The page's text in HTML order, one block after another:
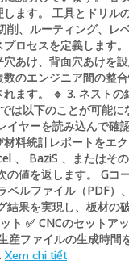
ます。 工具とドリル
削、ルーティング、レ
ロセスを定義します
あけ、背面穴あけを
のエンジニア間の整
ます。 🔹 3. ネスト
は以下のことが可能に
イヤーを読み込んで確
料統計レポートをエ
、 BaziS 、またはそ
値を返します。 Gコ
ベルファイル（PDF）
果を実現し、板材の
ト ✅ CNCのセットア
産ファイルの生成時間
Xem chi tiết